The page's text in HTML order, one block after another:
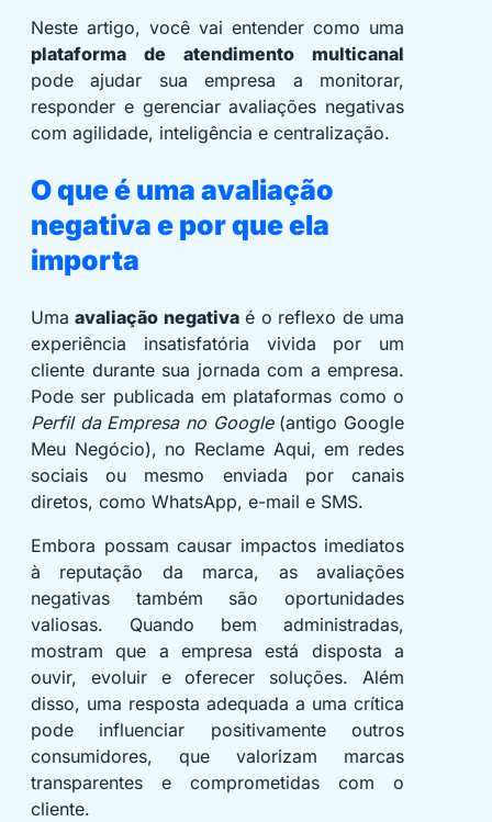
Neste artigo, você vai entender como uma
plataforma de atendimento multicanal
pode ajudar sua empresa a monitorar,
responder e gerenciar avaliações negativas
com agilidade, inteligência e centralização.
O que é uma avaliação
negativa e por que ela
importa
Umaavaliação negativaé o reflexo de uma
experiência insatisfatória vivida por um
cliente durante sua jornada com a empresa.
Pode ser publicada em plataformas como o
Perfil da Empresa no Google(antigo Google
Meu Negócio), no Reclame Aqui, em redes
sociais ou mesmo enviada por canais
diretos, como WhatsApp, e-mail e SMS.
Embora possam causar impactos imediatos
à reputação da marca, as avaliações
negativas também são oportunidades
valiosas. Quando bem administradas,
mostram que a empresa está disposta a
ouvir, evoluir e oferecer soluções. Além
disso, uma resposta adequada a uma crítica
pode influenciar positivamente outros
consumidores, que valorizam marcas
transparentes e comprometidas com o
cliente.